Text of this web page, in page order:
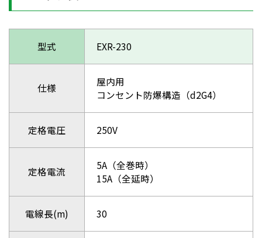
型式 EXR-230
仕様
屋内用
コンセント防爆構造（d2G4）
定格電圧 250V
定格電流
5A（全巻時）
15A（全延時）
電線長(m) 30